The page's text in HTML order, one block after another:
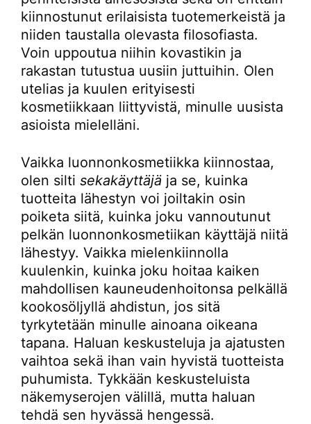
kiinnostunut erilaisista tuotemerkeistä ja
niiden taustalla olevasta filosofiasta.
Voin uppoutua niihin kovastikin ja
rakastan tutustua uusiin juttuihin. Olen
utelias ja kuulen erityisesti
kosmetiikkaan liittyvistä, minulle uusista
asioista mielelläni.
Vaikka luonnonkosmetiikka kiinnostaa,
olen silti sekakäyttäjä ja se, kuinka
tuotteita lähestyn voi joiltakin osin
poiketa siitä, kuinka joku vannoutunut
pelkän luonnonkosmetiikan käyttäjä niitä
lähestyy. Vaikka mielenkiinnolla
kuulenkin, kuinka joku hoitaa kaiken
mahdollisen kauneudenhoitonsa pelkällä
kookosöljyllä ahdistun, jos sitä
tyrkytetään minulle ainoana oikeana
tapana. Haluan keskusteluja ja ajatusten
vaihtoa sekä ihan vain hyvistä tuotteista
puhumista. Tykkään keskusteluista
näkemyserojen välillä, mutta haluan
tehdä sen hyvässä hengessä.